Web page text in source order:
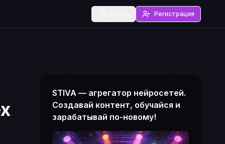
Регистрация
STIVA — агрегатор нейросетей.
Создавай контент, обучайся и
зарабатывай по-новому!